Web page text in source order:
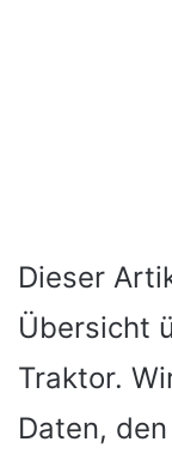
Dieser
Übersicht
Traktor.
Daten,